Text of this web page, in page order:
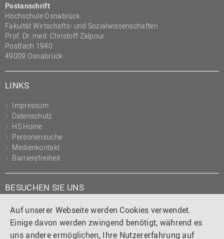
Auf unserer Webseite werden Cookies verwendet.
Einige davon werden zwingend benötigt, während es
uns andere ermöglichen, Ihre Nutzererfahrung auf
Postanschrift
Hochschule Osnabrück
Fakultät Wirtschafts- und Sozialwissenschaften
Prof. Dr. med. Christoff Zalpour
Postfach 1940
49009 Osnabrück
LINKS
Impressum
Datenschutz
HS Home
Personensuche
Medienkontakt
Barrierefreiheit
BESUCHEN SIE UNS
Instagram
TiktokLinkedIn
YouTube
Facebook